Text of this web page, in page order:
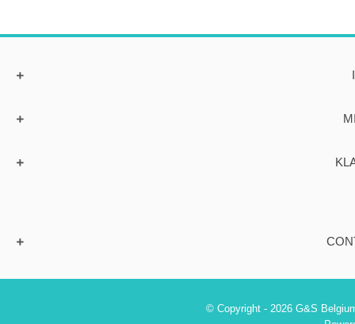
© Copyright - 2026 G&S